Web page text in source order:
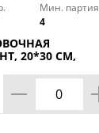
Мин. партия
4
20*30 СМ,